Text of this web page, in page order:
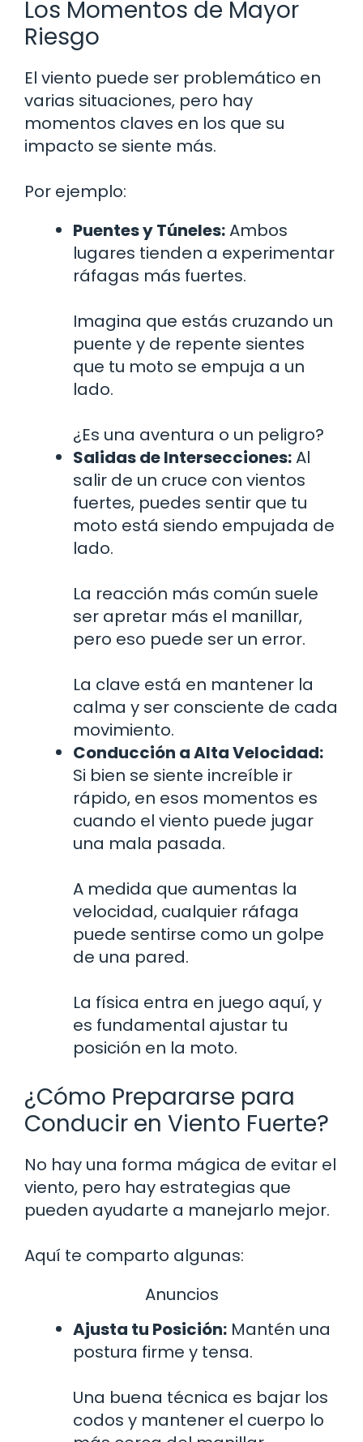
Los Momentos de Mayor
Riesgo
El viento puede ser problemático en
varias situaciones, pero hay
momentos claves en los que su
impacto se siente más.
Por ejemplo:
Puentes y Túneles:Ambos
lugares tienden a experimentar
ráfagas más fuertes.
Imagina que estás cruzando un
puente y de repente sientes
que tu moto se empuja a un
lado.
¿Es una aventura o un peligro?
Salidas de Intersecciones:Al
salir de un cruce con vientos
fuertes, puedes sentir que tu
moto está siendo empujada de
lado.
La reacción más común suele
ser apretar más el manillar,
pero eso puede ser un error.
La clave está en mantener la
calma y ser consciente de cada
movimiento.
Conducción a Alta Velocidad:
Si bien se siente increíble ir
rápido, en esos momentos es
cuando el viento puede jugar
una mala pasada.
A medida que aumentas la
velocidad, cualquier ráfaga
puede sentirse como un golpe
de una pared.
La física entra en juego aquí, y
es fundamental ajustar tu
posición en la moto.
¿Cómo Prepararse para
Conducir en Viento Fuerte?
No hay una forma mágica de evitar el
viento, pero hay estrategias que
pueden ayudarte a manejarlo mejor.
Aquí te comparto algunas:
Anuncios
Ajusta tu Posición: Mantén una
postura firme y tensa.
Una buena técnica es bajar los
codos y mantener el cuerpo lo